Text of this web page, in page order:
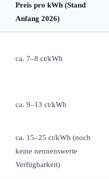
Preis pro kWh (Stand
Anfang 2026)
ca. 7–8 ct/kWh
ca. 9–13 ct/kWh
ca. 15–25 ct/kWh (noch
keine nennenswerte
Verfügbarkeit)